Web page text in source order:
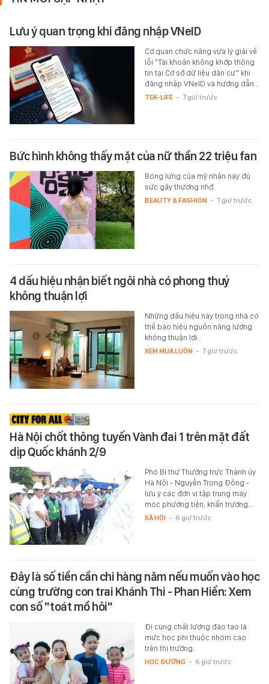
Lưu ý quan trọng khi đăng nhập VNeID
Cơ quan chức năng vừa lý giải về
lỗi "Tài khoản không khớp thông
tin tại Cơ sở dữ liệu dân cư" khi
đăng nhập VNeID và hướng dẫn…
TEK-LIFE - 7 giờ trước
Bức hình không thấy mặt của nữ thần 22 triệu fan
Bóng lưng của mỹ nhân này đủ
sức gây thương nhớ.
BEAUTY & FASHION - 7 giờ trước
4 dấu hiệu nhận biết ngôi nhà có phong thuỷ
không thuận lợi
Những dấu hiệu này trong nhà có
thể báo hiệu nguồn năng lượng
không thuận lợi.
XEM MUA LUÔN - 7 giờ trước
Hà Nội chốt thông tuyến Vành đai 1 trên mặt đất
dịp Quốc khánh 2/9
Phó Bí thư Thường trực Thành ủy
Hà Nội - Nguyễn Trọng Đông -
lưu ý các đơn vị tập trung máy
móc phương tiện, khẩn trương…
XÃ HỘI - 6 giờ trước
Đây là số tiền cần chi hàng năm nếu muốn vào học
cùng trường con trai Khánh Thi - Phan Hiển: Xem
con số "toát mồ hôi"
Đi cùng chất lượng đào tạo là
mức học phí thuộc nhóm cao
trên thị trường.
HỌC ĐƯỜNG - 6 giờ trước